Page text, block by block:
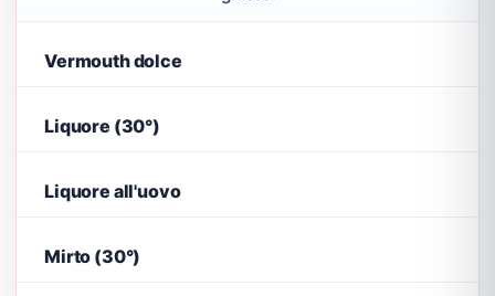
Vermouth dolce
Liquore (30°)
Liquore all'uovo
Mirto (30°)